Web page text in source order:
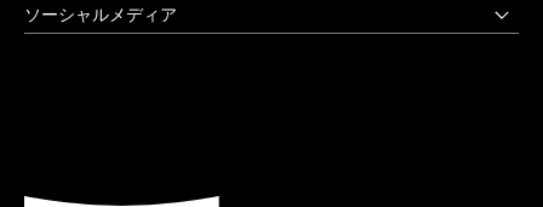
〒192-0394 東京都八王子市鑓水2-1723
生涯学習センター
卒業生の方へ
激甚災害等の特別支援について
大学評価（認証評価）
創立90周年記念事業
卒業制作優秀作品集
ソーシャルメディア